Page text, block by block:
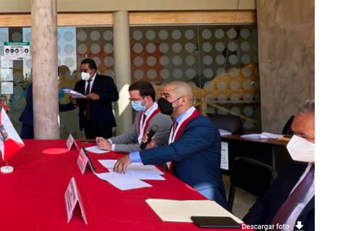
Descargar foto